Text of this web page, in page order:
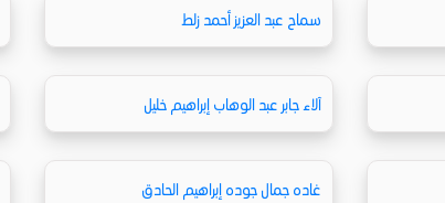
سماح عبد العزيز أحمد زلط
آلاء جابر عبد الوهاب إبراهيم خليل
غاده جمال جوده إبراهيم الحادق